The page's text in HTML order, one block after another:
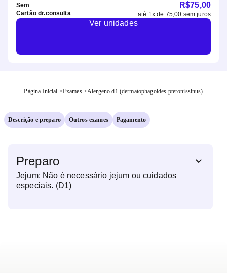
Sem
Cartão dr.consulta
R$75,00
até 1x de 75,00 sem juros
Ver unidades
Página Inicial >Exames >Alergeno d1 (dermatophagoides pteronissinus)
Descrição e preparo Outros exames Pagamento
Preparo
Jejum: Não é necessário jejum ou cuidados
especiais. (D1)